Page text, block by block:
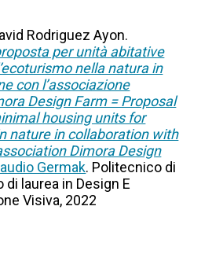
Rodriguez Ayon.
per unità abitative
nella natura in
con l’associazione
Design Farm = Proposal
housing units for
nature in collaboration with
Dimora Design
Germak. Politecnico di
di laurea in Design E
Visiva, 2022